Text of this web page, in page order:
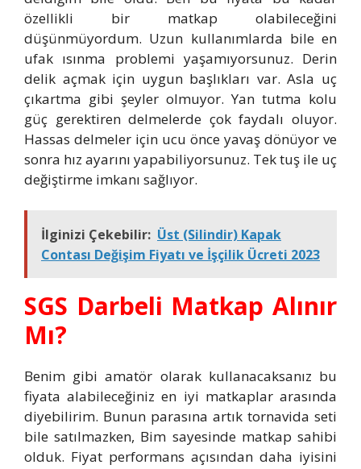
özellikli bir matkap olabileceğini
düşünmüyordum. Uzun kullanımlarda bile en
ufak ısınma problemi yaşamıyorsunuz. Derin
delik açmak için uygun başlıkları var. Asla uç
çıkartma gibi şeyler olmuyor. Yan tutma kolu
güç gerektiren delmelerde çok faydalı oluyor.
Hassas delmeler için ucu önce yavaş dönüyor ve
sonra hız ayarını yapabiliyorsunuz. Tek tuş ile uç
değiştirme imkanı sağlıyor.
İlginizi Çekebilir: Üst (Silindir) Kapak
Contası Değişim Fiyatı ve İşçilik Ücreti 2023
SGS Darbeli Matkap Alınır
Mı?
Benim gibi amatör olarak kullanacaksanız bu
fiyata alabileceğiniz en iyi matkaplar arasında
diyebilirim. Bunun parasına artık tornavida seti
bile satılmazken, Bim sayesinde matkap sahibi
olduk. Fiyat performans açısından daha iyisini